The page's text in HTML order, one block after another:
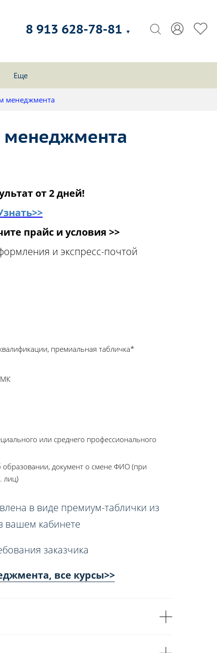
8 913 628-78-81 ▼
Еще
менеджмента
менеджмента
от 2 дней!
прайс и условия >>
и экспресс-почтой
премиальная табличка*
или среднего профессионального
документ о смене ФИО (при
лиц)
в виде премиум-таблички из
вашем кабинете
заказчика
все курсы>>